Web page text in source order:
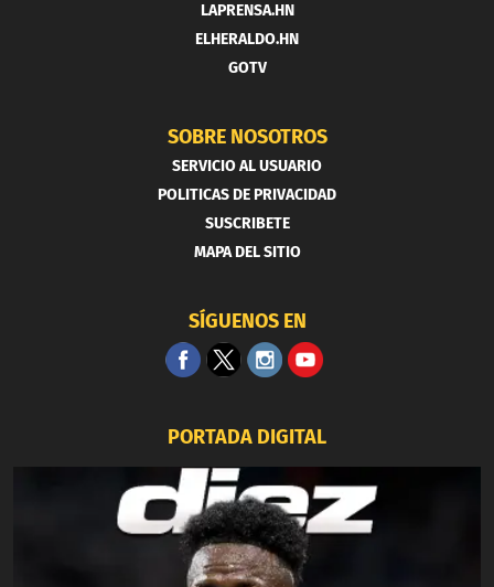
LAPRENSA.HN
ELHERALDO.HN
GOTV
SOBRE NOSOTROS
SERVICIO AL USUARIO
POLITICAS DE PRIVACIDAD
SUSCRIBETE
MAPA DEL SITIO
SÍGUENOS EN
PORTADA DIGITAL